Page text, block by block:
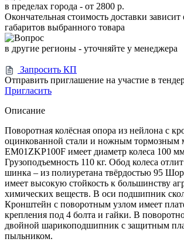
в пределах города - от 2800 р.
Окончательная стоимость доставки зависит
габаритов выбранного товара
в другие регионы - уточняйте у менеджера
Запросить КП
Отправить приглашение на участие в
Пригласить
Описание
Поворотная колёсная опора из нейлона с
оцинкованной стали и ножным тормозным
EM01ZKP100F имеет диаметр колеса 100
Грузоподъемность 110 кг. Обод колеса
шинка – из полиуретана твёрдостью 95
имеет высокую стойкость к большинству
химических веществ. В оси подшипник
Кронштейн с поворотным узлом имеет
крепления под 4 болта и гайки. В
двойной шарикоподшипник с защитным
пыльником.